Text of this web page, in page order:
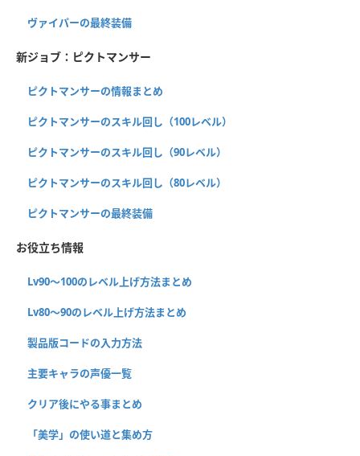
ヴァイパーの最終装備
新ジョブ：ピクトマンサー
ピクトマンサーの情報まとめ
ピクトマンサーのスキル回し（100レベル）
ピクトマンサーのスキル回し（90レベル）
ピクトマンサーのスキル回し（80レベル）
ピクトマンサーの最終装備
お役立ち情報
Lv90〜100のレベル上げ方法まとめ
Lv80〜90のレベル上げ方法まとめ
製品版コードの入力方法
主要キャラの声優一覧
クリア後にやる事まとめ
「美学」の使い道と集め方